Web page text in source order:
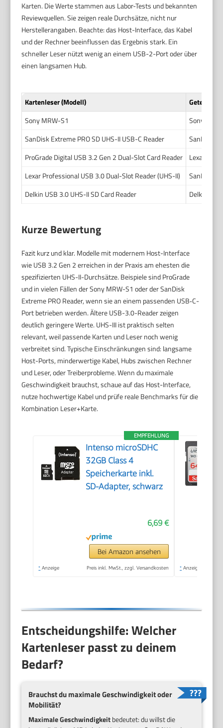
Karten. Die Werte stammen aus Labor-Tests und bekannten
Reviewquellen. Sie zeigen reale Durchsätze, nicht nur
Herstellerangaben. Beachte: das Host-Interface, das Kabel
und der Rechner beeinflussen das Ergebnis stark. Ein
schneller Leser nützt wenig an einem USB-2-Port oder über
einen langsamen Hub.
Kartenleser (Modell)
Getestete
Sony MRW-S1
Sony SF-
SanDisk Extreme PRO SD UHS-II USB-C Reader
SanDisk
ProGrade Digital USB 3.2 Gen 2 Dual-Slot Card Reader
Lexar
Lexar Professional USB 3.0 Dual-Slot Reader (UHS-II)
SanDisk
Delkin USB 3.0 UHS-II SD Card Reader
Delkin
Kurze Bewertung
Fazit kurz und klar. Modelle mit modernem Host-Interface
wie USB 3.2 Gen 2 erreichen in der Praxis am ehesten die
spezifizierten UHS-II-Durchsätze. Beispiele sind ProGrade
und in vielen Fällen der Sony MRW-S1 oder der SanDisk
Extreme PRO Reader, wenn sie an einem passenden USB‑C-
Port betrieben werden. Ältere USB-3.0-Reader zeigen
deutlich geringere Werte. UHS-III ist praktisch selten
relevant, weil passende Karten und Leser noch wenig
verbreitet sind. Typische Einschränkungen sind: langsame
Host-Ports, minderwertige Kabel, Hubs zwischen Rechner
und Leser, oder Treiberprobleme. Wenn du maximale
Geschwindigkeit brauchst, schaue auf das Host-Interface,
nutze hochwertige Kabel und prüfe reale Benchmarks für die
Kombination Leser+Karte.
EMPFEHLUNG
Intenso microSDHC
32GB Class 4
Speicherkarte inkl.
SD-Adapter, schwarz
6,69 €
Bei Amazon ansehen
* Anzeige Preis inkl. MwSt., zzgl. Versandkosten * Anzeige
Entscheidungshilfe: Welcher
Kartenleser passt zu deinem
Bedarf?
Brauchst du maximale Geschwindigkeit oder
Mobilität?
Maximale Geschwindigkeitbedeutet: du willst die